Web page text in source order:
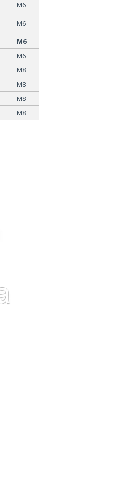
М6
М6
М6
М6
М8
М8
М8
М8